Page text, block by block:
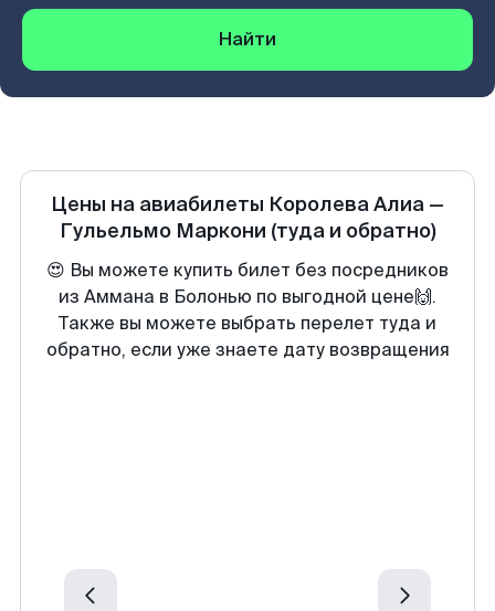
Найти
Цены на авиабилеты Королева Алиа —
Гульельмо Маркони (туда и обратно)
😍 Вы можете купить билет без посредников
из Аммана в Болонью по выгодной цене🙌.
Также вы можете выбрать перелет туда и
обратно, если уже знаете дату возвращения